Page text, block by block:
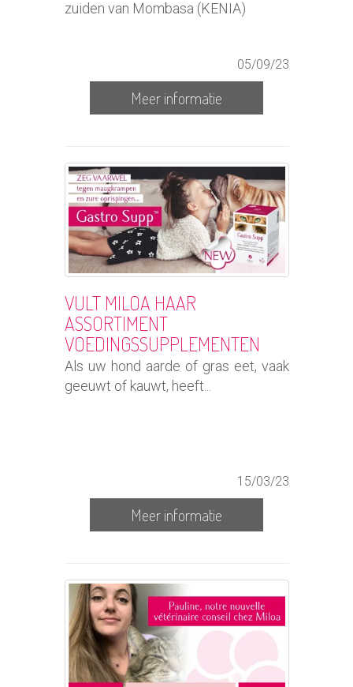
zuiden van Mombasa (KENIA)
05/09/23
Meer informatie
VULT MILOA HAAR
ASSORTIMENT
VOEDINGSSUPPLEMENTEN
Als uw hond aarde of gras eet, vaak
geeuwt of kauwt, heeft...
15/03/23
Meer informatie